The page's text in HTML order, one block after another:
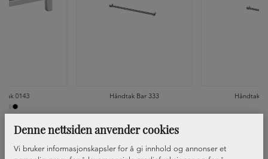
Denne nettsiden anvender cookies
Vi bruker informasjonskapsler for å gi innhold og annonser et
0143 Håndtak Bar 333 Håndtak